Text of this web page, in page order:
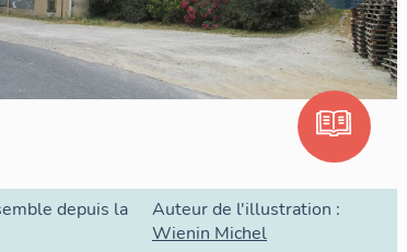
depuis la
Auteur de l'illustration :
Wienin Michel